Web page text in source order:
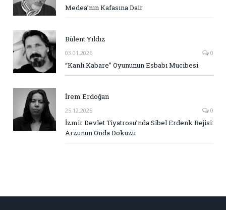
Medea’nın Kafasına Dair
Bülent Yıldız
03.01.2026 0
“Kanlı Kabare” Oyununun Esbabı Mucibesi
İrem Erdoğan
25.12.2025 0
İzmir Devlet Tiyatrosu’nda Sibel Erdenk Rejisi:
Arzunun Onda Dokuzu